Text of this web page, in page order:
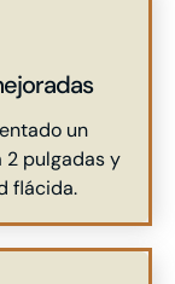
un
2 pulgadas y
flácida.